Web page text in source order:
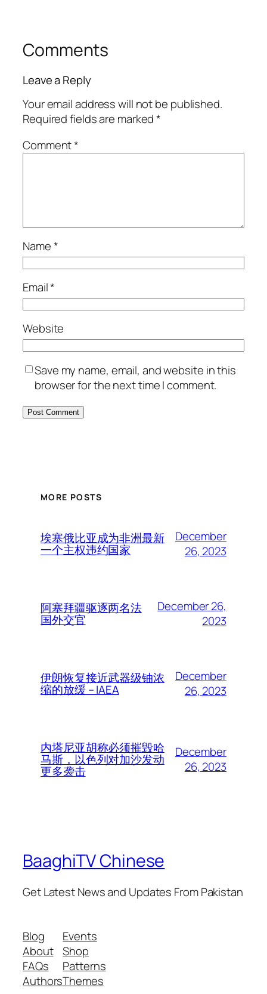
Comments
Leave a Reply
Your email address will not be published.
Required fields are marked*
Comment*
Name*
Email*
Website
Save my name, email, and website in this
browser for the next time I comment.
MORE POSTS
埃塞俄比亚成为非洲最新
一个主权违约国家
December
26, 2023
阿塞拜疆驱逐两名法
国外交官
December 26,
2023
伊朗恢复接近武器级铀浓
缩的放缓 – IAEA
December
26, 2023
内塔尼亚胡称必须摧毁哈
马斯，以色列对加沙发动
更多袭击
December
26, 2023
BaaghiTV Chinese
Get Latest News and Updates From Pakistan
Blog
About
FAQs
Authors
Events
Shop
Patterns
Themes